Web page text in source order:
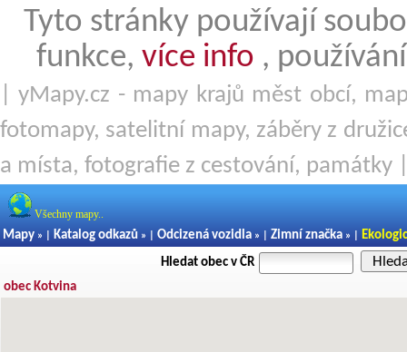
Tyto stránky používají
funkce, více info ,
| yMapy.cz - mapy krajů měst obcí,
fotomapy, satelitní mapy, záběry z
a místa, fotografie z cestování, památky
Všechny mapy..
Mapy » | Katalog odkazů » | Odcizená vozidla » | Zimní značka » |
Hledat obec v ČR
obec Kotvina